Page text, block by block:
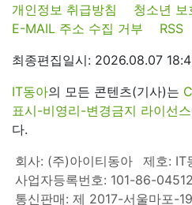
개인정보 취급방침
청소년 보
E-MAIL 주소 수집 거부
RSS
최종편집일시: 2026.08.07
IT동아의 모든 콘텐츠(기사)는
표시-비영리-변경금지 라이선스
다.
회사: (주)아이티동아
제호: IT
사업자등록번호: 101-86-04512
통신판매: 제 2017-서울마포-